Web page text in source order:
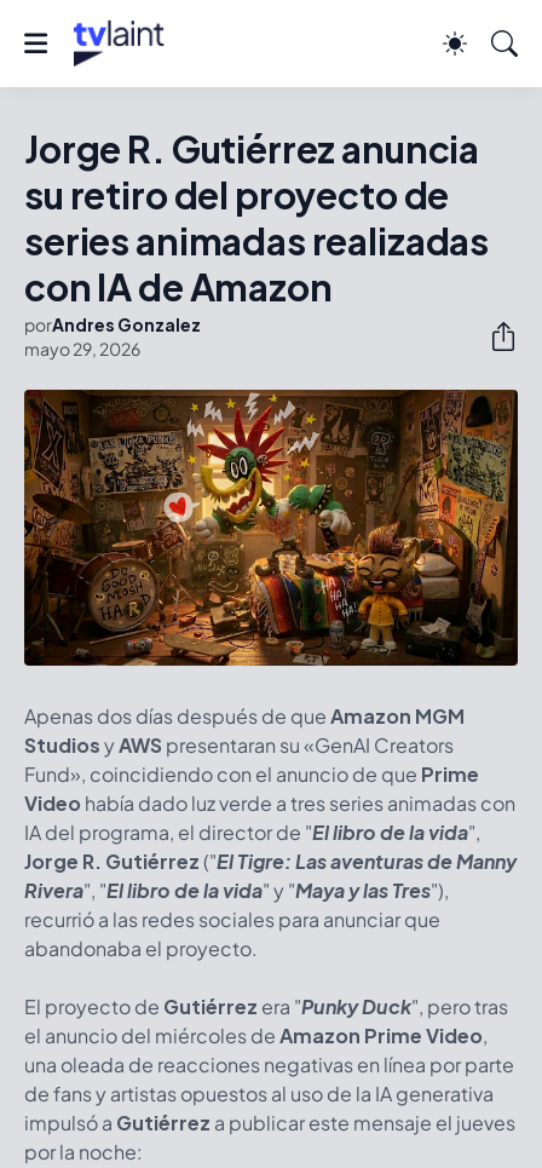
Jorge R. Gutiérrez anuncia
su retiro del proyecto de
series animadas realizadas
con IA de Amazon
porAndres Gonzalez
mayo 29, 2026
Apenas dos días después de queAmazon MGM
StudiosyAWS presentaran su «GenAI Creators
Fund», coincidiendo con el anuncio de que Prime
Video había dado luz verde a tres series animadas con
IA del programa, el director de "El libro de la vida",
Jorge R. Gutiérrez("El Tigre: Las aventuras de Manny
Rivera", "El libro de la vida" y "Maya y las Tres"),
recurrió a las redes sociales para anunciar que
abandonaba el proyecto.
El proyecto de Gutiérrez era "Punky Duck", pero tras
el anuncio del miércoles deAmazon Prime Video,
una oleada de reacciones negativas en línea por parte
de fans y artistas opuestos al uso de la IA generativa
impulsó a Gutiérrez a publicar este mensaje el jueves
por la noche: